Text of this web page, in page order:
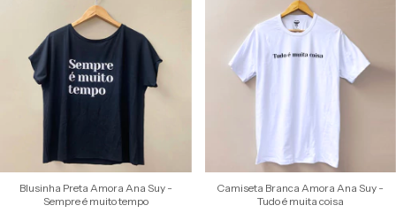
Blusinha Preta Amora Ana Suy -
Sempre é muito tempo
Camiseta Branca Amora Ana Suy -
Tudo é muita coisa